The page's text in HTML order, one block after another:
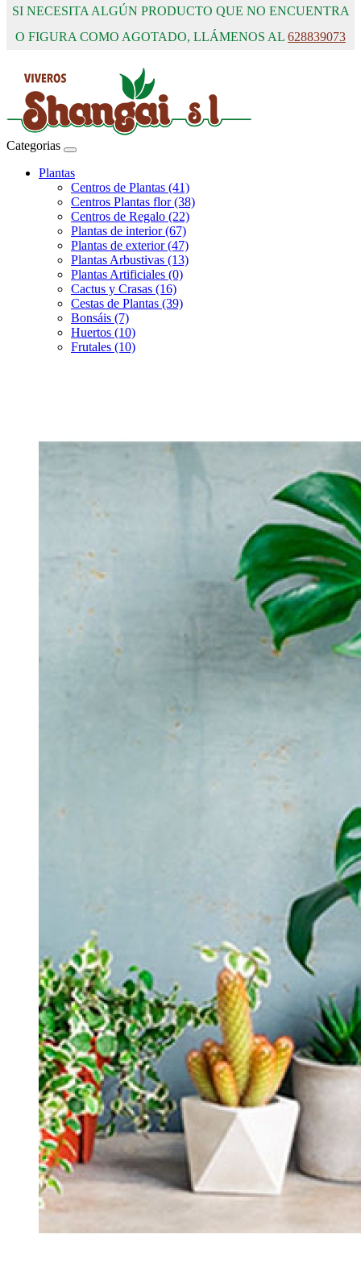
SI NECESITA ALGÚN PRODUCTO QUE NO ENCUENTRA
O FIGURA COMO AGOTADO, LLÁMENOS AL 628839073
Categorias
Plantas
Centros de Plantas (41)
Centros Plantas flor (38)
Centros de Regalo (22)
Plantas de interior (67)
Plantas de exterior (47)
Plantas Arbustivas (13)
Plantas Artificiales (0)
Cactus y Crasas (16)
Cestas de Plantas (39)
Bonsáis (7)
Huertos (10)
Frutales (10)